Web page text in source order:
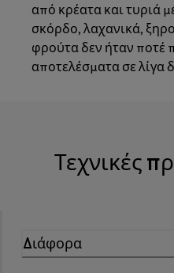
από κρέατα και τυριά
σκόρδο, λαχανικά,
φρούτα δεν ήταν ποτέ
αποτελέσματα σε λίγα
Τεχνικές
Διάφορα